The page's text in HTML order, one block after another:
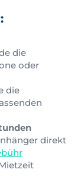
die
oder
die
direkt